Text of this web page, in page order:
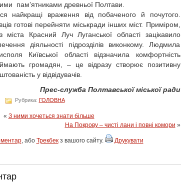
пам’ятниками древньої Полтави.
найкращі враження від побаченого й почутого.
готові перейняти міськради інших міст. Приміром,
Красний Луч Луганської області зацікавило
діяльності підрозділів виконкому. Людмила
Київської області відзначила комфортність
громадян, – це відразу створює позитивну
у відвідувачів.
Прес-служба Полтавської міської ради
Рубрика: ГОЛОВНА
« З ними хочеться знати більше
На Покрову – чисті лани і повні комори »
, або Трекбекз вашого сайту. Друкувати